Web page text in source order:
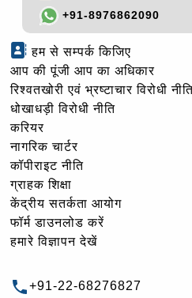
+91-8976862090
हम से सम्पर्क किजिए
आप की पूंजी आप का अधिकार
रिश्वतखोरी एवं भ्रष्टाचार विरोधी
धोखाधड़ी विरोधी नीति
करियर
नागरिक चार्टर
कॉपीराइट नीति
ग्राहक शिक्षा
केंद्रीय सतर्कता आयोग
फॉर्म डाउनलोड करें
हमारे विज्ञापन देखें
+91-22-68276827